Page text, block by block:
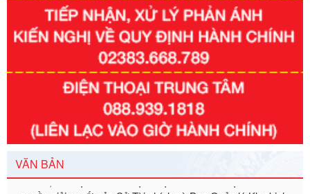
VĂN BẢN
Số kí hiệu:351/2025/NĐ-CP
Tên: Nghị định số 351/2025/NĐ-CP của Chính phủ: Quy
định chuẩn nghèo đa chiều quốc gia giai đoạn 2026 - 2030
Ngày ban hành: 29/12/2026
Số kí hiệu:3014/QĐ-UBND
Tên: Quyết định về việc công bố danh mục thủ tục hành
chính ban hành mới, sửa đổi bổ sung trong lĩnh vực hỗ trợ
đầu tư, lĩnh vực đấu thầu lựa chọn nhà thầu thuộc thẩm
tế Đông Nam Nghệ An
Ngày ban hành: 23/09/2026